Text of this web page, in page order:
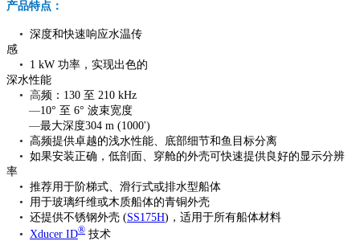
产品特点：
• 深度和快速响应水温传
感
• 1 kW 功率，实现出色的
深水性能
• 高频：130 至 210 kHz
—10° 至 6° 波束宽度
—最大深度304 m (1000')
• 高频提供卓越的浅水性能、底部细节和鱼目标分离
• 如果安装正确，低剖面、穿舱的外壳可快速提供良好的显示分辨
率
• 推荐用于阶梯式、滑行式或排水型船体
• 用于玻璃纤维或木质船体的青铜外壳
• 还提供不锈钢外壳 (SS175H)，适用于所有船体材料
• Xducer ID® 技术